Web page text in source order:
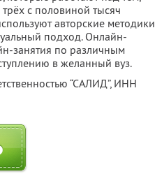
с половиной тысяч
авторские методики
подход. Онлайн-
занятия по различным
в желанный вуз.
“САЛИД”, ИНН